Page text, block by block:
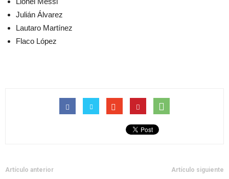
Julián Álvarez
Lautaro Martínez
Flaco López
Artículo anterior Artículo siguiente